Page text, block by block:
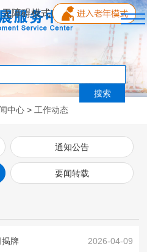
无障碍模式
中心> 工作动态
通知公告
要闻转载
2026-04-09
牌